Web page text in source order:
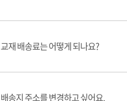
교재 배송료는 어떻게 되나요?
배송지 주소를 변경하고 싶어요.